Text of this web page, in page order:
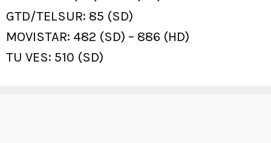
GTD/TELSUR: 85 (SD)
MOVISTAR: 482 (SD) – 886 (HD)
TU VES: 510 (SD)